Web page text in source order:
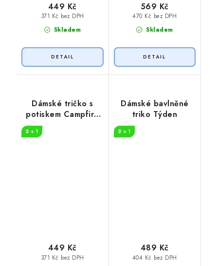
Skladem
371 Kč bez DPH
449 Kč
Skladem
470 Kč bez DPH
569 Kč
Dámské tričko s
potiskem Campfire
2 + 1
371 Kč bez DPH
449 Kč
Dámské bavlněné
triko Týden
2 + 1
404 Kč bez DPH
489 Kč